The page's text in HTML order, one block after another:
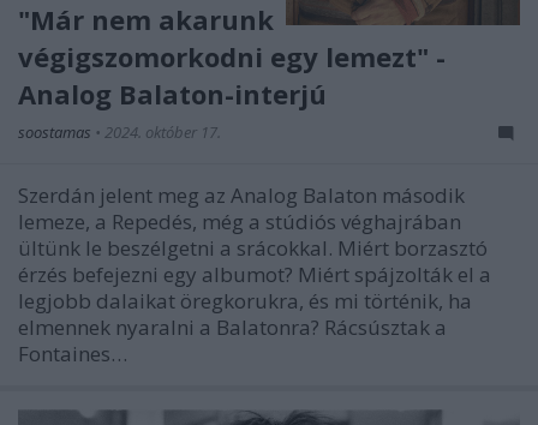
"Már nem akarunk
végigszomorkodni egy lemezt" -
Analog Balaton-interjú
soostamas • 2024. október 17.
Szerdán jelent meg az Analog Balaton második
lemeze, a Repedés, még a stúdiós véghajrában
ültünk le beszélgetni a srácokkal. Miért borzasztó
érzés befejezni egy albumot? Miért spájzolták el a
legjobb dalaikat öregkorukra, és mi történik, ha
elmennek nyaralni a Balatonra? Rácsúsztak a
Fontaines…